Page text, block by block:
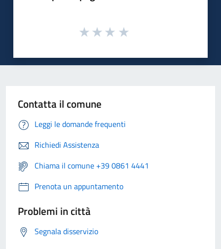
Contatta il comune
Leggi le domande frequenti
Richiedi Assistenza
Chiama il comune +39 0861 4441
Prenota un appuntamento
Problemi in città
Segnala disservizio